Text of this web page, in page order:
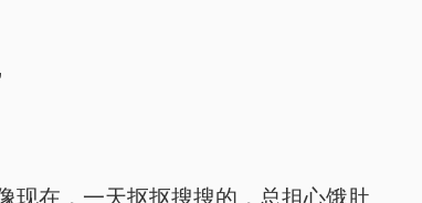
现在，一天抠抠搜搜的，总担心饿肚